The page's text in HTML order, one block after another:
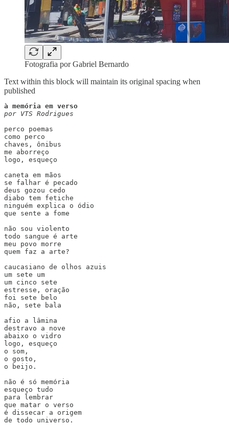
Fotografia por Gabriel Bernardo
Text within this block will maintain its original spacing when
published
por VTS Rodrigues
perco poemas
como perco
chaves, ônibus
me aborreço
logo, esqueço
caneta em mãos
se falhar é pecado
deus gozou cedo
diabo tem fetiche
ninguém explica o ódio
que sente a fome
não sou violento
todo sangue é arte
meu povo morre
quem faz a arte?
caucasiano de olhos azuis
um sete um
um cinco sete
estresse, oração
foi sete belo
não, sete bala
afio a lâmina
destravo a nove
abaixo o vidro
logo, esqueço
o som,
o gosto,
o beijo.
não é só memória
esqueço tudo
para lembrar
que matar o verso
é dissecar a origem
de todo universo.